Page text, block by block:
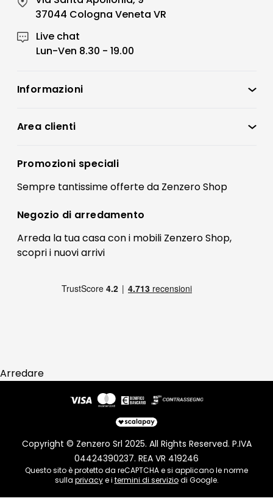
37044 Cologna Veneta VR
Live chat
Lun-Ven 8.30 - 19.00
Informazioni
Condizioni di vendita
Preferenze Cookies
Termini e condizioni
Contatti
FAQ
Pagamenti
Area clienti
Registrati
Il mio account
Promozioni speciali
Sempre tantissimeofferteda Zenzero Shop
Negozio di arredamento
Arreda la tua casa con i mobili Zenzero Shop,
scopri i nuovi arrivi
Arredare
Copyright © Zenzero Srl 2025. All Rights Reserved. P.IVA
04424390237. REA VR 419246
Questo sito è protetto da reCAPTCHA e si applicano le norme
sulla privacye i termini di serviziodi Google.